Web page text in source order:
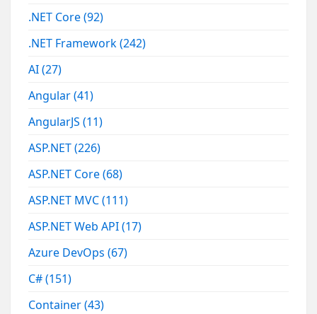
.NET Core(92)
.NET Framework(242)
AI(27)
Angular(41)
AngularJS(11)
ASP.NET(226)
ASP.NET Core(68)
ASP.NET MVC(111)
ASP.NET Web API(17)
Azure DevOps(67)
C#(151)
Container(43)